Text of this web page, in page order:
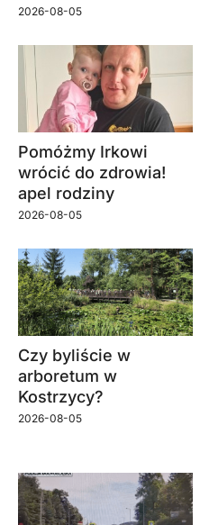
2026-08-05
Pomóżmy Irkowi
wrócić do zdrowia!
apel rodziny
2026-08-05
Czy byliście w
arboretum w
Kostrzycy?
2026-08-05